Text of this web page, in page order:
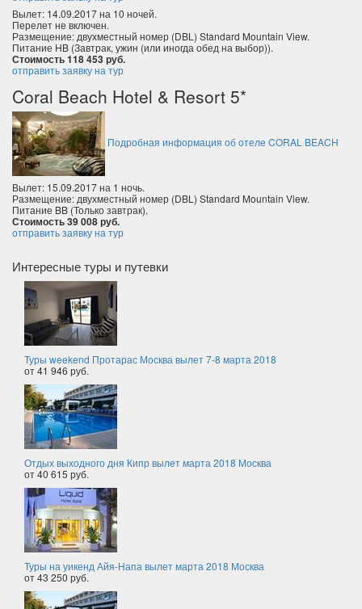
Вылет: 14.09.2017 на 10 ночей.
Перелет не включен.
Размещение: двухместный номер (DBL) Standard Mountain View.
Питание HB (Завтрак, ужин (или иногда обед на выбор)).
Стоимость 118 453 руб.
отправить заявку на тур
Coral Beach Hotel & Resort 5*
Подробная информация об отеле CORAL BEACH
Вылет: 15.09.2017 на 1 ночь.
Размещение: двухместный номер (DBL) Standard Mountain View.
Питание BB (Только завтрак).
Стоимость 39 008 руб.
отправить заявку на тур
Интересные туры и путевки
Туры weekend Протарас Москва вылет 7-8 марта 2018
от 41 946 руб.
Отдых выходного дня Кипр вылет марта 2018 Москва
от 40 615 руб.
Туры на уикенд Айя-Напа вылет марта 2018 Москва
от 43 250 руб.